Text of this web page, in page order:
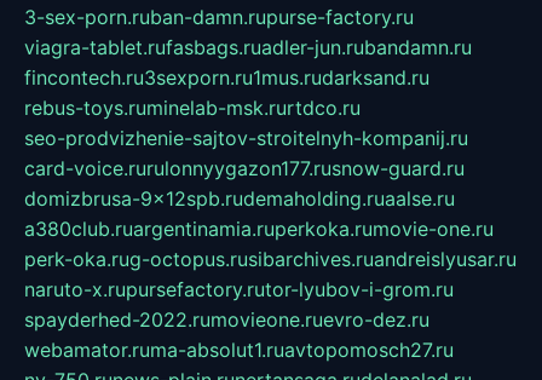
3-sex-porn.ruban-damn.rupurse-factory.ru
viagra-tablet.rufasbags.ruadler-jun.rubandamn.ru
fincontech.ru3sexporn.ru1mus.rudarksand.ru
rebus-toys.ruminelab-msk.rurtdco.ru
seo-prodvizhenie-sajtov-stroitelnyh-kompanij.ru
card-voice.rurulonnyygazon177.rusnow-guard.ru
domizbrusa-9x12spb.rudemaholding.ruaalse.ru
a380club.ruargentinamia.ruperkoka.rumovie-one.ru
perk-oka.rug-octopus.rusibarchives.ruandreislyusar.ru
naruto-x.rupursefactory.rutor-lyubov-i-grom.ru
spayderhed-2022.rumovieone.ruevro-dez.ru
webamator.ruma-absolut1.ruavtopomosch27.ru